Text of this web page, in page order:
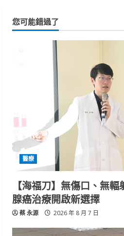
您可能錯過了
醫療
【海福刀】無傷口、無
腺癌治療開啟新選擇
蔡 永源 2026 年 8 月 7 日